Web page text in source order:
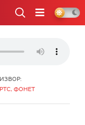
ИЗВОР:
РТС, ФОНЕТ